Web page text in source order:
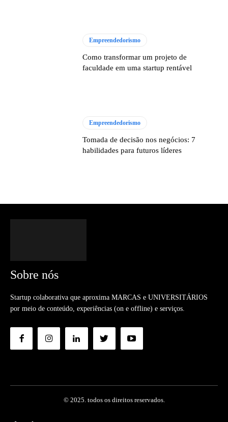
Empreendedorismo
Como transformar um projeto de
faculdade em uma startup rentável
Empreendedorismo
Tomada de decisão nos negócios: 7
habilidades para futuros líderes
Sobre nós
Startup colaborativa que aproxima MARCAS e UNIVERSITÁRIOS
por meio de conteúdo, experiências (on e offline) e serviços.
© 2025. todos os direitos reservados.